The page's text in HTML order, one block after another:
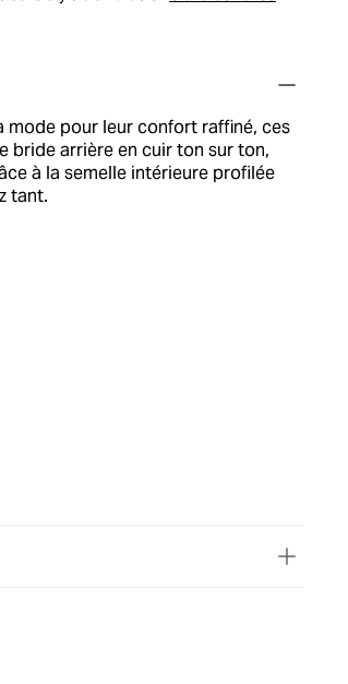
pour leur confort raffiné, ces
bride arrière en cuir ton sur ton,
à la semelle intérieure profilée
tant.